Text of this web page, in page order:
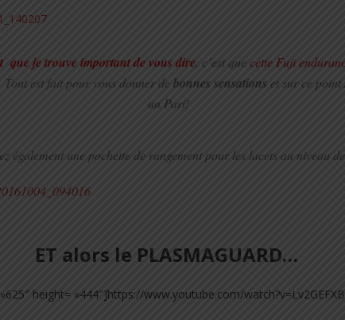
que je trouve important de vous dire, c’est quecette Fuji
. Tout est fait pour vous donner debonnes sensations et sur ce point
un Pari!
également une pochette de rangement pour les lacets au niveau
ET alors le PLASMAGUARD…
height= »444″]https://www.youtube.com/